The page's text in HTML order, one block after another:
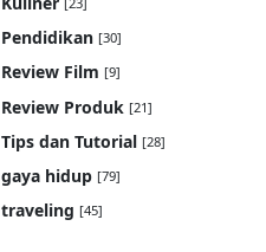
Pendidikan [30]
Review Film [9]
Review Produk [21]
Tips dan Tutorial [28]
gaya hidup [79]
traveling [45]